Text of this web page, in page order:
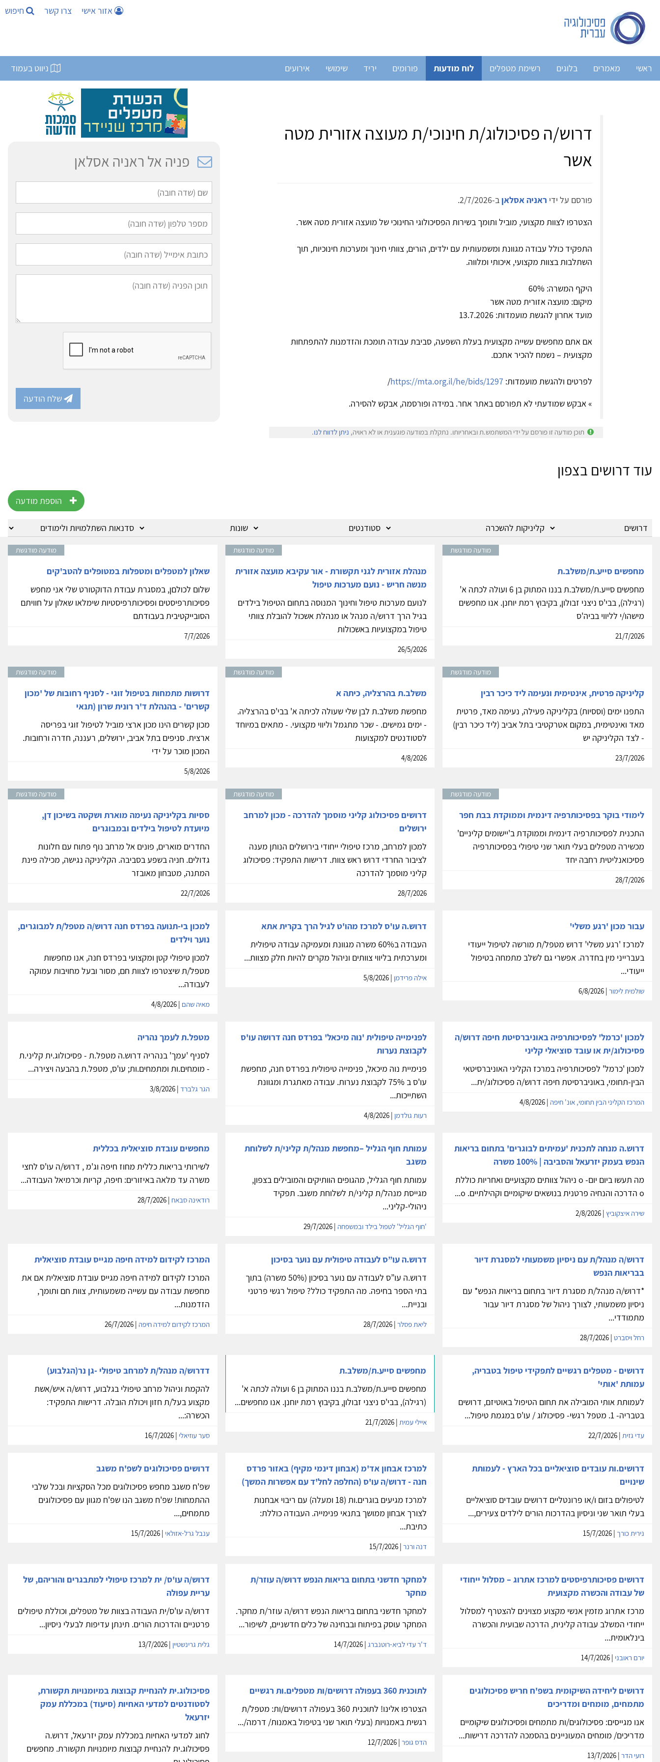
אזור אישי צרו קשר חיפוש
ראשי מאמרים בלוגים רשימת מטפלים לוח מודעות פורומים יריד שימושי אירועים ניווט בעמוד
דרוש/ה פסיכולוג/ת חינוכי/ת מעוצה אזורית מטה
אשר
פורסם על ידי ראניה אסלאן ב-2/7/2026.
הצטרפו לצוות מקצועי, מוביל ותומך בשירות הפסיכולוגי החינוכי של מועצה אזורית מטה אשר.
התפקיד כולל עבודה מגוונת ומשמעותית עם ילדים, הורים, צוותי חינוך ומערכות חינוכיות, תוך
השתלבות בצוות מקצועי, איכותי ומלווה.
היקף המשרה: 60%
מיקום: מועצה אזורית מטה אשר
מועד אחרון להגשת מועמדות: 13.7.2026
אם אתם מחפשים עשייה מקצועית בעלת השפעה, סביבת עבודה תומכת והזדמנות להתפתחות
מקצועית – נשמח להכיר אתכם.
לפרטים ולהגשת מועמדות: https://mta.org.il/he/bids/1297
/
» אבקש שמודעתי לא תפורסם באתר אחר. במידה ופורסמה, אבקש להסירה.
תוכן מודעה זו פורסם על ידי המשתמש.ת ובאחריותו. נתקלת במודעה פוגענית או לא ראויה, ניתן לדווח לנו.
פניה אל ראניה אסלאן
שלח הודעה
עוד דרושים בצפון
הוספת מודעה
מודעה מודגשת
מחפשים סייע.ת/משלב.ת
מחפשים סייע.ת/משלב.ת בננו המתוק בן 6 ועולה לכתה א'
(רגילה), בבי'ס ניצני זבולון, בקיבוץ רמת יוחנן. אנו מחפשים
מישהו/י לליווי בביה'ס
21/7/2026
מודעה מודגשת
מנהלת אזורית לגני תקשורת - אור עקיבא מועצה אזורית
מנשה חריש - נועם מערכות טיפול
לנועם מערכות טיפול וחינוך המנוסה בתחום הטיפול בילדים
בגיל הרך דרוש/ה מנהל או מנהלת אשכול להובלת צוותי
טיפול במקצועיות באשכולות
26/5/2026
מודעה מודגשת
שאלון למטפלים ומטפלות במטופלים להטב'קים
שלום לכולםן, במסגרת עבודת הדוקטורט שלי אני מחפש
פסיכותרפיסטים ופסיכותרפיסטיות שימלאו שאלון על חוויתם
הסובייקטיבית בעבודתם
7/7/2026
מודעה מודגשת
קליניקה פרטית, אינטימית ונעימה ליד כיכר רבין
התפנו ימים (וססיות) בקליניקה פעילה, נעימה מאד, פרטית
מאד ואינטימית, במקום אטרקטיבי בתל אביב (ליד כיכר רבין)
- לצד הקליניקה יש
23/7/2026
מודעה מודגשת
משלב.ת בהרצליה, כיתה א
מחפשת משלב.ת לבן שלי שעולה לכיתה א' בבי'ס בהרצליה.
- ימים גמישים. - שכר מתגמל וליווי מקצועי. - מתאים במיוחד
לסטודנטים למקצועות
4/8/2026
מודעה מודגשת
דרושות מתמחות בטיפול זוגי - לסניף רחובות של 'מכון
קשרים' - בהנהלת ד'ר רונית שרון (תנאי
מכון קשרים הינו מכון ארצי מוביל לטיפול זוגי בפריסה
ארצית. סניפים בתל אביב, ירושלים, רעננה, חדרה ורחובות.
המכון מוכר על ידי
5/8/2026
מודעה מודגשת
לימודי בוקר בפסיכותרפיה דינמית וממוקדת בבת חפר
התכנית לפסיכותרפיה דינמית וממוקדת ב'יישומים קליניים'
מכשירה מטפלים בעלי תואר שני טיפולי בפסיכותרפיה
פסיכואנליטית רחבה יחד
28/7/2026
מודעה מודגשת
דרושים פסיכולוג קליני מוסמך להדרכה - מכון למרחב
ירושלים
למכון למרחב, מרכז טיפולי ייחודי בירושלים הנותן מענה
לציבור החרדי דרוש ראש צוות. דרישות התפקיד: פסיכולוג
קליני מוסמך להדרכה
28/7/2026
מודעה מודגשת
ססיות בקליניקה נעימה מוארת ושקטה בשיכון דן,
מיועדת לטיפול בילדים ובמבוגרים
החדרים מוארים, פונים אל מרחב נוף פתוח עם חלונות
גדולים. חניה בשפע בסביבה. הקליניקה נגישה, מכילה פינת
המתנה, מטבחון מאובזר
22/7/2026
עבור מכון 'רגע משלי'
למרכז 'רגע משלי' דרוש מטפל/ת מורשה לטיפול ייעודי
בעברייני מין בחדרה. אפשרי גם לשלב מתמחה בטיפול
ייעודי...
שולמית לימור
דרוש.ה עו'ס למרכז מהו'ט לגיל הרך בקרית אתא
העבודה ב60% משרה מגוונת ומעמיקה עבודה טיפולית
ומערכתית בליווי צוותים וניהול מקרים להיות חלק מצוות...
אילה פרידמן
למכון בי-תנועה בפרדס חנה דרוש/ה מטפל/ת למבוגרים,
נוער וילדים
למכון טיפולי קטן ומקצועי בפרדס חנה, אנו מחפשות
מטפל/ת שיצטרפו לצוות חם, מסור ובעל מחויבות עמוקה
לעבודה...
מאיה שהם | 4/8/2026
למכון 'כרמל' לפסיכותרפיה באוניברסיטת חיפה דרוש/ה
פסיכולוג/ית או עובד סוציאלי קליני
למכון 'כרמל' לפסיכותרפיה במרכז הקליני האוניברסיטאי
הבין-תחומי, באוניברסיטת חיפה דרוש/ה פסיכולוג/ית...
המרכז הקליני הבין תחומי, אונ' חיפה
לפנימייה טיפולית 'נוה מיכאל' בפרדס חנה דרושה עו'ס
לקבוצת נערות
פנימיית נוה מיכאל, פנימייה טיפולית בפרדס חנה, מחפשת
עו'ס ב 75% לקבוצת נערות. עבודה מאתגרת ומגוונת
השתייכות...
רעות גולדמן
מטפל.ת לעמך נהריה
לסניף 'עמך' בנהריה דרוש.ה מטפל.ת - פסיכולוג.ית קליני.ת
- מומחים.ות ומתמחים.ות; עו'ס, מטפל.ת בהבעה ויצירה...
הגר גלברד | 3/8/2026
דרוש.ה מנחה לתכנית 'עמיתים לבוגרים' בתחום בריאות
הנפש בעמק יזרעאל והסביבה | 100% משרה
מה תעשו ביום יום- o ניהול צוותים מקצועיים ואחריות כוללת
o הדרכה והנחיה פרטנית בנושאים שיקומיים וקהילתיים. o...
שירה איצקוביץ
עמותת חוף הגליל –מחפשת מנהל/ת קליני/ת לשלוחת
משגב
עמותת חוף הגליל, מהגופים הוותיקים והמובילים בצפון,
מגייסת מנהל/ת קליני/ת לשלוחת משגב. תפקיד
ניהולי-קליני...
'חוף הגליל' לטפול בילד ובמשפחה
מחפשים עובדת סוציאלית בכללית
לשירותי בריאות כללית מחוז חיפה וג'מ , דרוש/ה עו'ס לחצי
משרה עד מלאה באיזורים: חיפה, קריות וכרמיאל העבודה...
רודאינה סבאח | 28/7/2026
דרוש/ה מנהל/ת עם ניסיון משמעותי למסגרת דיור
בבריאות הנפש
*דרוש/ה מנהל/ת מסגרת דיור בתחום בריאות הנפש* עם
ניסיון משמעותי, לצורך ניהול של מסגרת דיור עבור
מתמודדי...
רחל ויסברט
דרוש.ה עו”ס לעבודה טיפולית עם נוער בסיכון
דרוש.ה עו”ס לעבודה עם נוער בסיכון (50% משרה) בתוך
בתי הספר בחיפה. מה התפקיד כולל? טיפול רגשי פרטני
ובניית...
ליאת פסלר| 28/7/2026
המרכז לקידום למידה חיפה מגייס עובדת סוציאלית
המרכז לקידום למידה חיפה מגייס עובדת סוציאלית אם את
מחפשת עבודה עם עשייה משמעותית, צוות חם ותומך,
הזדמנות...
המרכז לקידום למידה חיפה | 26/7/2026
דרושים - מטפלים רגשיים לתפקידי טיפול בטבריה,
עמותת 'אותי'
לעמותת אותי המובילה את תחום הטיפול באוטיזם, דרושים
בטבריה- 1. מטפל רגשי- פסיכולוג / עו'ס במגמת טיפול...
עדי גזית
מחפשים סייע.ת/משלב.ת
מחפשים סייע.ת/משלב.ת בננו המתוק בן 6 ועולה לכתה א'
(רגילה), בבי'ס ניצני זבולון, בקיבוץ רמת יוחנן. אנו מחפשים...
איילי עמית| 21/7/2026
דדרוש/ה מנהל/ת למרחב טיפולי -גן נר(הגלבוע)
להקמת וניהול מרחב טיפולי בגלבוע, דרוש/ה איש/אשת
מקצוע בעל/ת חזון ויכולת הובלה. דרישות התפקיד:
הכשרה:...
סער עוזיאלי | 16/7/2026
דרושים.ות עובדים סוציאליים בכל הארץ - לעמותת
שינויים
לטיפולים בזום ו/או פרונטליים דרושים עובדים סוציאליים
בעלי תואר שני וניסיון בהדרכות הורים לילדים צעירים,...
נירית כורך
למרכז אבחון אד'מ (אבחון דינמי מקיף) באזור פרדס
חנה - דרוש/ה עו'ס (החלפה לחל'ד עם אפשרות המשך)
למרכז מגיעים בוגרים.ות (18 ומעלה) עם ריבוי אבחנות
לצורך אבחון ממושך בתנאי פנימייה. העבודה כוללת:
כתיבת...
דנה ורנר| 15/7/2026
דרושים פסיכולוגים לשפ'ח משגב
שפ'ח משגב מחפש פסיכולוגים מכל הסקציות ובכל שלבי
ההתמחות! שפ'ח משגב הנו שפ'ח מגוון עם פסיכולוגים
מתמחים,...
ענבל גרל-אזולאי | 15/7/2026
דרושים פסיכותרפיסטים למרכז אתרוג – מסלול ייחודי
של עבודה והכשרה מקצועית
מרכז אתרוג מזמין אנשי מקצוע מצוינים להצטרף למסלול
ייחודי המשלב עבודה קלינית, הדרכה שבועית והכשרה
בינלאומית...
יורם ראובני
למחקר חדשני בתחום בריאות הנפש דרוש/ה עוזר/ת
מחקר
למחקר חדשני בתחום בריאות הנפש דרוש/ה עוזר/ת מחקר.
המחקר עוסק בפיתוח ובבחינה של כלים חדשניים, לשיפור...
ד'ר עדי לביא-רוטנברג| 14/7/2026
דרוש/ה עו'ס/ ית למרכז טיפולי למתבגרים והוריהם, של
עריית עפולה
דרוש/ה עו'ס/ית העבודה בצוות של מטפלים, וכוללת טיפולים
פרטניים והדרכות הורים. תינתן עדיפות לבעלי ניסיון...
גלית גרינשטיין | 13/7/2026
דרושים ליחידה השיקומית בשפ'ח חריש פסיכולוגים
מתמחים, מומחים ומדריכים
אנו מגייסים: פסיכולוגים/ות מתמחים ופסיכולוגים שיקומיים
מדריכים/ מומחים המעוניינים בהסמכה להדרכה דרישות...
רועי הדר
לתוכנית 360 בעפולה דרושים/ות מטפלים.ות רגשיים
הצטרפו אלינו! לתוכנית 360 בעפולה דרושים/ות: מטפל/ת
רגשית באמנויות (בעלי תואר שני בטיפול באמנות/ דרמה/...
הדס גופר| 12/7/2026
פסיכולוג.ית להנחיית קבוצות במיומנויות תקשורת,
לסטודנטים למדעי האחיות (סיעוד) במכללת עמק
יזרעאל
לחוג למדעי האחיות במכללת עמק יזרעאל, דרוש.ה
פסיכולוג.ית להנחיית קבוצות מיומנויות תקשורת. מחפשים